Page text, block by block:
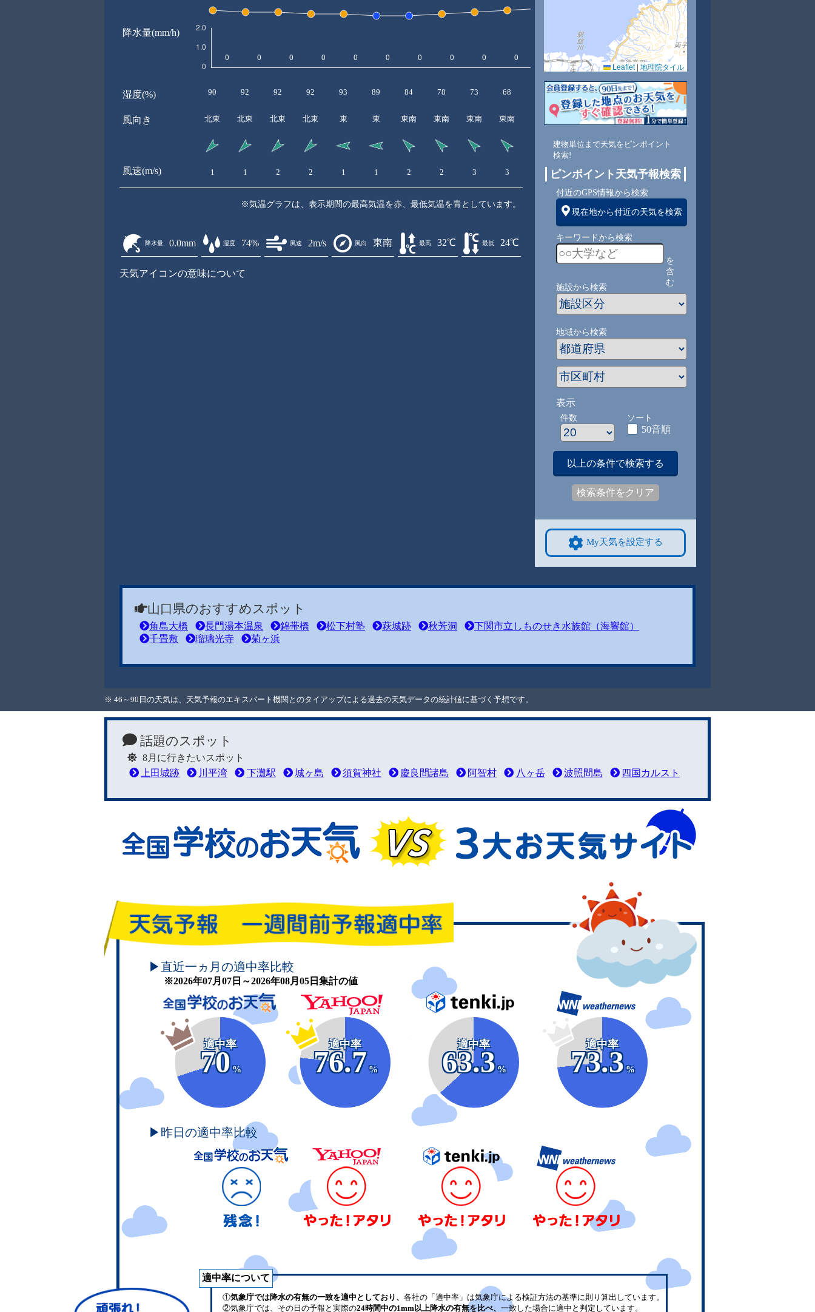
降水量(mm/h)
湿度(%)
風向き
風速(m/s)
90 92 92 92 93 89 84 78 73 68 60 57 56 62
北東 北東 北東 北東 東 東 東南 東南 東南 東南 東南 東南 東南
1 1 2 2 1 1 2 2 3 3 3 2 2 2
※気温グラフは、表示期間の最高気温を赤、最低気温を青としています。
降水量 0.0mm 湿度 74% 風速 2m/s 風向 東南 最高 32℃ 最低 24℃
天気アイコンの意味について
Leaflet | 地理院タイル
建物単位まで天気をピンポイント
検索!
ピンポイント天気予報検索
付近のGPS情報から検索
現在地から付近の天気を検索
キーワードから検索
を
含
む
施設から検索
地域から検索
表示
件数 ソート
50音順
以上の条件で検索する
検索条件をクリア
My天気を設定する
山口県のおすすめスポット
角島大橋 長門湯本温泉 錦帯橋 松下村塾 萩城跡 秋芳洞
下関市立しものせき水族館（海響館）
千畳敷
瑠璃光寺 菊ヶ浜
※ 46～90日の天気は、天気予報のエキスパート機関とのタイアップによる過去の天気データの統計値に基づく予想です。
話題のスポット
8月に行きたいスポット
上田城跡
川平湾 下灘駅 城ヶ島 須賀神社 慶良間諸島 阿智村 八ヶ岳 波照間島 四国カルスト
頑張れ！学校のお天気
▶直近一ヵ月の適中率比較
※2026年07月07日～2026年08月05日集計の値
適中率
70
%
適中率
76.7
%
適中率
63.3
%
適中率
73.3
%
▶昨日の適中率比較
適中率について
①気象庁では降水の有無の一致を適中としており、 各社の「適中率」は気象庁による検証方法の基準に則り算出しています。
②気象庁では、その日の予報と実際の24時間中の1mm以上降水の有無を比べ、 一致した場合に適中と判定しています。